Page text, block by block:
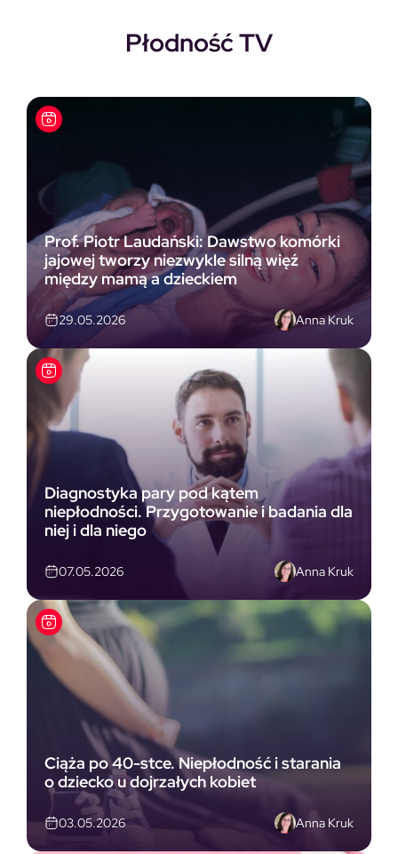
Płodność TV
Prof. Piotr Laudański: Dawstwo komórki
jajowej tworzy niezwykle silną więź
między mamą a dzieckiem
29.05.2026 Anna Kruk
Diagnostyka pary pod kątem
niepłodności. Przygotowanie i badania dla
niej i dla niego
07.05.2026 Anna Kruk
Ciąża po 40-stce. Niepłodność i starania
o dziecko u dojrzałych kobiet
03.05.2026 Anna Kruk